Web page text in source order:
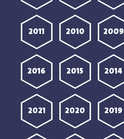
2009
2010
2011
2014
2015
2016
2019
2020
2021